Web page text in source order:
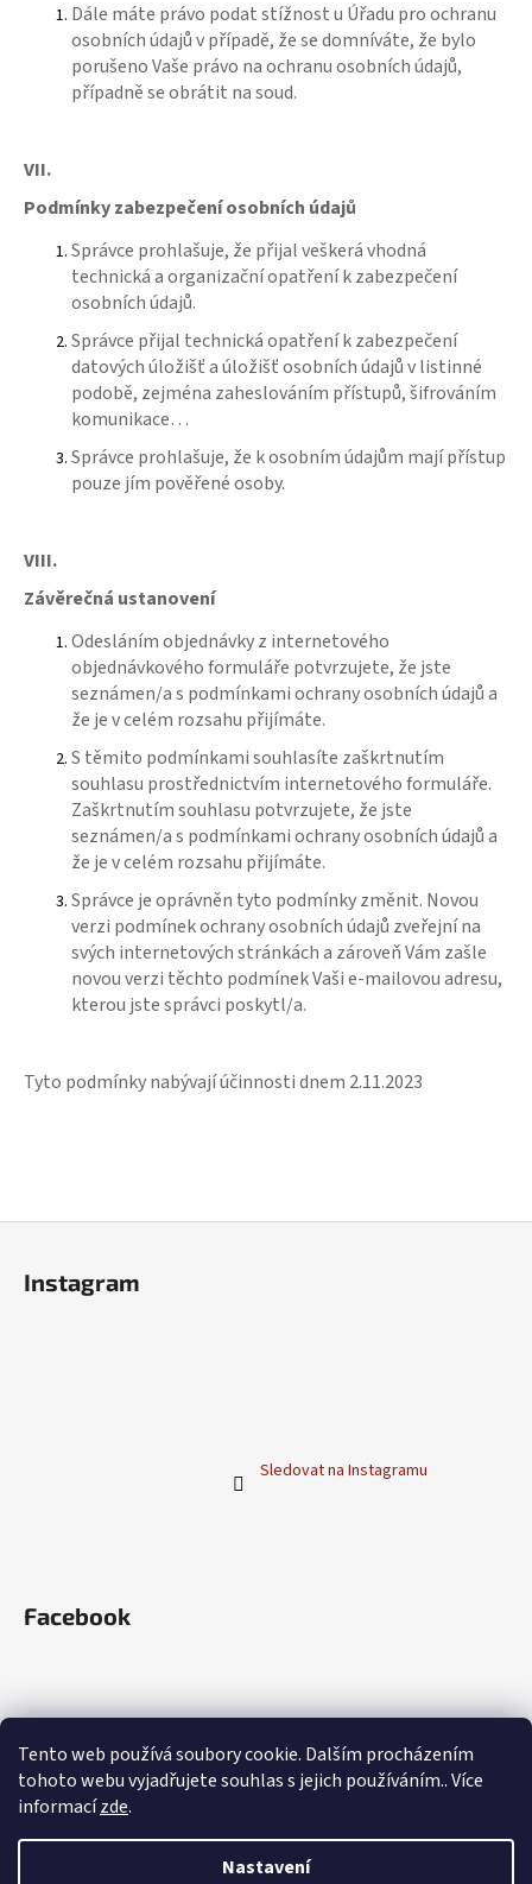
Tento web používá soubory cookie. Dalším procházením
tohoto webu vyjadřujete souhlas s jejich používáním.. Více
informacízde.
Nastavení
Dále máte právo podat stížnost u Úřadu pro ochranu
osobních údajů v případě, že se domníváte, že bylo
porušeno Vaše právo na ochranu osobních údajů,
případně se obrátit na soud.
VII.
Podmínky zabezpečení osobních údajů
Správce prohlašuje, že přijal veškerá vhodná
technická a organizační opatření k zabezpečení
osobních údajů.
Správce přijal technická opatření k zabezpečení
datových úložišť a úložišť osobních údajů v listinné
podobě, zejména zaheslováním přístupů, šifrováním
komunikace…
Správce prohlašuje, že k osobním údajům mají přístup
pouze jím pověřené osoby.
VIII.
Závěrečná ustanovení
Odesláním objednávky z internetového
objednávkového formuláře potvrzujete, že jste
seznámen/a s podmínkami ochrany osobních údajů a
že je v celém rozsahu přijímáte.
S těmito podmínkami souhlasíte zaškrtnutím
souhlasu prostřednictvím internetového formuláře.
Zaškrtnutím souhlasu potvrzujete, že jste
seznámen/a s podmínkami ochrany osobních údajů a
že je v celém rozsahu přijímáte.
Správce je oprávněn tyto podmínky změnit. Novou
verzi podmínek ochrany osobních údajů zveřejní na
svých internetových stránkách a zároveň Vám zašle
novou verzi těchto podmínek Vaši e-mailovou adresu,
kterou jste správci poskytl/a.
Tyto podmínky nabývají účinnosti dnem 2.11.2023
Instagram
Sledovat na Instagramu
Facebook
Přelivy Henné Color: Jak namíchat vysněný
odstín na míru
Co je to Henna?